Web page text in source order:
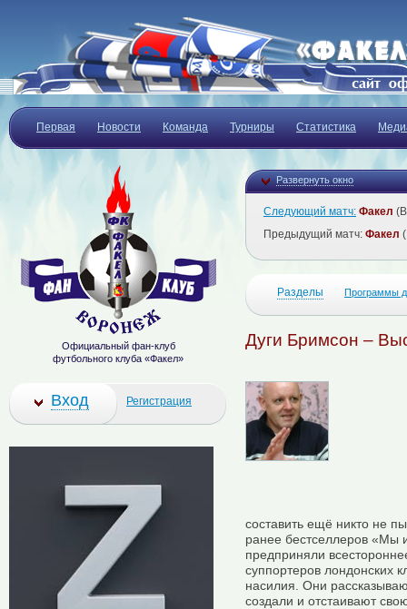
Первая Новости Команда Турниры Статистика
Развернуть окно
Следующий матч: Факел
Предыдущий матч: Факел
Разделы Программы
Дуги Бримсон –
составить ещё никто не
ранее бестселлеров «Мы
предприняли
суппортеров лондонских
насилия. Они
создали и отстаивают
Официальный фан-клуб
футбольного клуба «Факел»
Вход Регистрация